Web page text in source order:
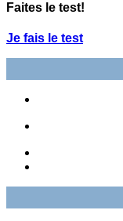
Faites le test!
Je fais le test